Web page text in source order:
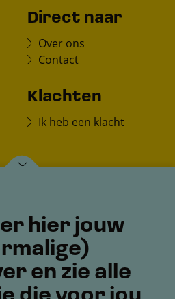
hier jouw
en zie alle
Direct naar
Over ons
Contact
Klachten
Ik heb een klacht